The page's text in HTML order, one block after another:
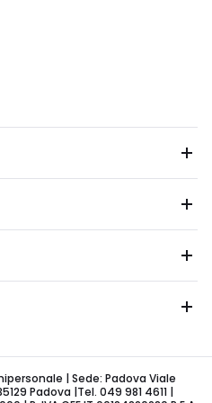
| Sede: Padova Viale
Padova |Tel. 049 981 4611 |